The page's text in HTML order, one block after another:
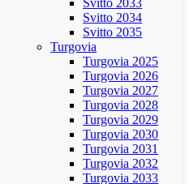
Svitto 2033
Svitto 2034
Svitto 2035
Turgovia
Turgovia 2025
Turgovia 2026
Turgovia 2027
Turgovia 2028
Turgovia 2029
Turgovia 2030
Turgovia 2031
Turgovia 2032
Turgovia 2033